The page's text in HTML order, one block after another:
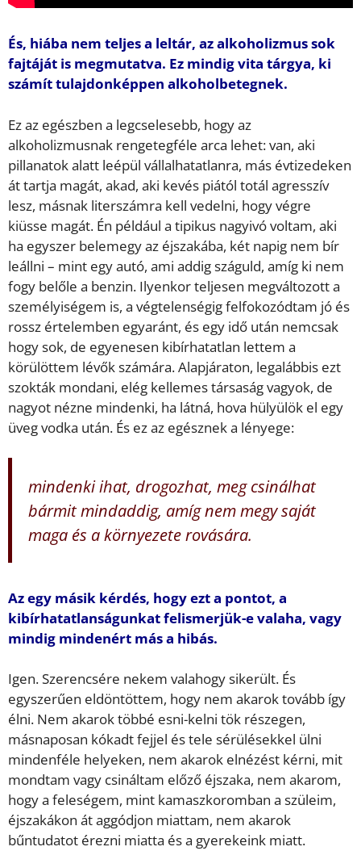
És, hiába nem teljes a leltár, az alkoholizmus sok
fajtáját is megmutatva. Ez mindig vita tárgya, ki
számít tulajdonképpen alkoholbetegnek.
Ez az egészben a legcselesebb, hogy az
alkoholizmusnak rengetegféle arca lehet: van, aki
pillanatok alatt leépül vállalhatatlanra, más évtizedeken
át tartja magát, akad, aki kevés piától totál agresszív
lesz, másnak literszámra kell vedelni, hogy végre
kiüsse magát. Én például a tipikus nagyivó voltam, aki
ha egyszer belemegy az éjszakába, két napig nem bír
leállni – mint egy autó, ami addig száguld, amíg ki nem
fogy belőle a benzin. Ilyenkor teljesen megváltozott a
személyiségem is, a végtelenségig felfokozódtam jó és
rossz értelemben egyaránt, és egy idő után nemcsak
hogy sok, de egyenesen kibírhatatlan lettem a
körülöttem lévők számára. Alapjáraton, legalábbis ezt
szokták mondani, elég kellemes társaság vagyok, de
nagyot nézne mindenki, ha látná, hova hülyülök el egy
üveg vodka után. És ez az egésznek a lényege:
mindenki ihat, drogozhat, meg csinálhat
bármit mindaddig, amíg nem megy saját
maga és a környezete rovására.
Az egy másik kérdés, hogy ezt a pontot, a
kibírhatatlanságunkat felismerjük-e valaha, vagy
mindig mindenért más a hibás.
Igen. Szerencsére nekem valahogy sikerült. És
egyszerűen eldöntöttem, hogy nem akarok tovább így
élni. Nem akarok többé esni-kelni tök részegen,
másnaposan kókadt fejjel és tele sérülésekkel ülni
mindenféle helyeken, nem akarok elnézést kérni, mit
mondtam vagy csináltam előző éjszaka, nem akarom,
hogy a feleségem, mint kamaszkoromban a szüleim,
éjszakákon át aggódjon miattam, nem akarok
bűntudatot érezni miatta és a gyerekeink miatt.